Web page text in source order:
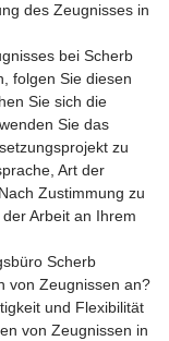
des Zeugnisses in
bei Scherb
folgen Sie diesen
Sie sich die
Sie das
zu
Art der
Zustimmung zu
Arbeit an Ihrem
Scherb
von Zeugnissen an?
und Flexibilität
von Zeugnissen in